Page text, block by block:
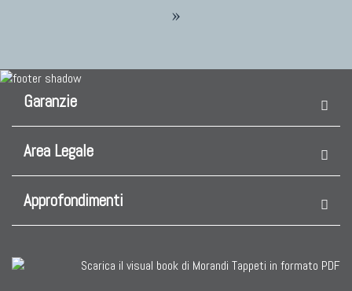
TAPPETI CLASSICI
Collezione Hyderabad
Collezione Peshawar
Collezione Agra
Collezione Zigler
»
Garanzie
Area Legale
Approfondimenti